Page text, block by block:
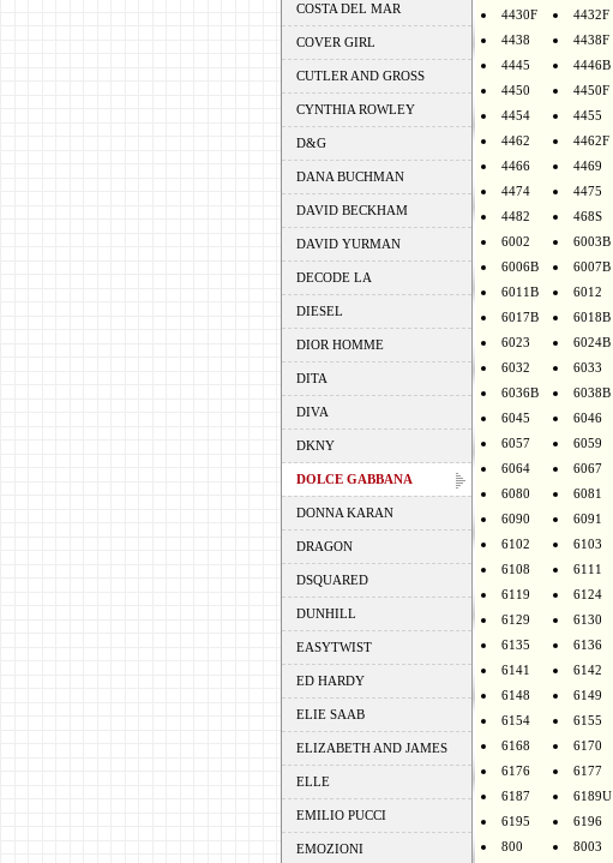
COSTA DEL MAR
COVER GIRL
CUTLER AND GROSS
CYNTHIA ROWLEY
D&G
DANA BUCHMAN
DAVID BECKHAM
DAVID YURMAN
DECODE LA
DIESEL
DIOR HOMME
DITA
DIVA
DKNY
DOLCE GABBANA
DONNA KARAN
DRAGON
DSQUARED
DUNHILL
EASYTWIST
ED HARDY
ELIE SAAB
ELIZABETH AND JAMES
ELLE
EMILIO PUCCI
EMOZIONI
4430F
4432F
4438
4438F
4445
4446B
4450
4450F
4454
4455
4462
4462F
4466
4469
4474
4475
4482
468S
6002
6003B
6006B
6007B
6011B
6012
6017B
6018B
6023
6024B
6032
6033
6036B
6038B
6045
6046
6057
6059
6064
6067
6080
6081
6090
6091
6102
6103
6108
6111
6119
6124
6129
6130
6135
6136
6141
6142
6148
6149
6154
6155
6168
6170
6176
6177
6187
6189U
6195
6196
800
8003